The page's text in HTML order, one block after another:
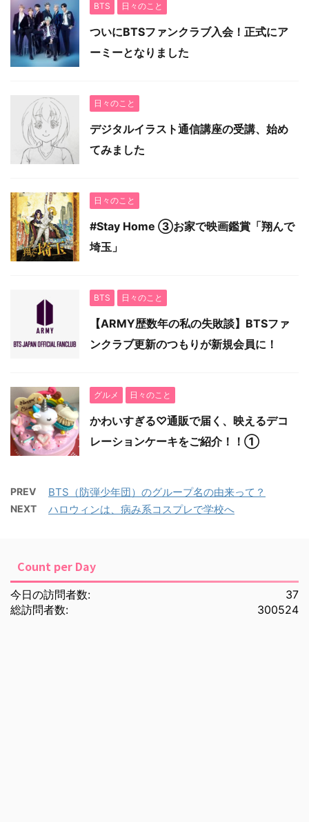
BTS 日々のこと
ついにBTSファンクラブ入会！正式にア
ーミーとなりました
日々のこと
デジタルイラスト通信講座の受講、始め
てみました
日々のこと
#Stay Home ③お家で映画鑑賞「翔んで
埼玉」
BTS 日々のこと
【ARMY歴数年の私の失敗談】BTSファ
ンクラブ更新のつもりが新規会員に！
グルメ 日々のこと
かわいすぎる♡通販で届く、映えるデコ
レーションケーキをご紹介！！①
PREV BTS（防弾少年団）のグループ名の由来って？
NEXT ハロウィンは、病み系コスプレで学校へ
Count per Day
37
今日の訪問者数:
300524
総訪問者数: